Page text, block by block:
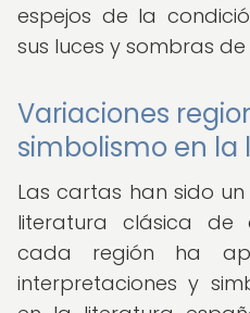
espejos de la
sus luces y sombras
Variaciones
simbolismo en
Las cartas han sido
literatura clásica de
cada región ha
interpretaciones y